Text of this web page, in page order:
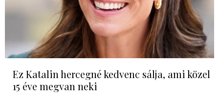
Ez Katalin hercegné kedvenc sálja, ami közel
15 éve megvan neki